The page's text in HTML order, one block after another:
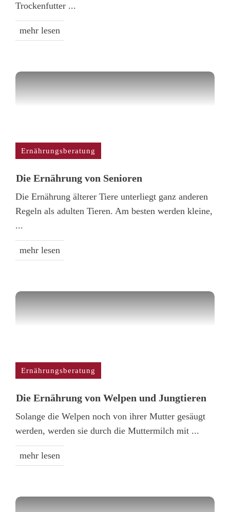
Trockenfutter ...
mehr lesen
Ernährungsberatung
Die Ernährung von Senioren
Die Ernährung älterer Tiere unterliegt ganz anderen
Regeln als adulten Tieren. Am besten werden kleine,
...
mehr lesen
Ernährungsberatung
Die Ernährung von Welpen und Jungtieren
Solange die Welpen noch von ihrer Mutter gesäugt
werden, werden sie durch die Muttermilch mit ...
mehr lesen